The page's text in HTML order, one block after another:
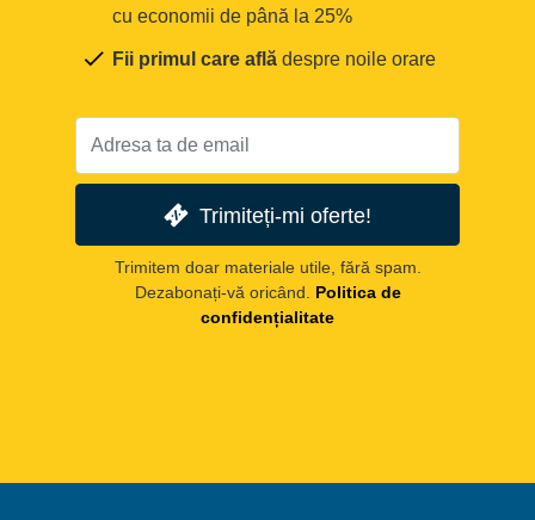
cu economii de până la 25%
Fii primul care află despre noile orare
Trimiteți-mi oferte!
Trimitem doar materiale utile, fără spam.
Dezabonați-vă oricând.
Politica de
confidențialitate